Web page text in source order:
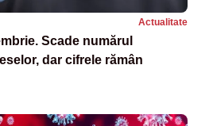
Actualitate
Scade numărul
dar cifrele rămân